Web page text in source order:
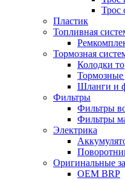
Трос
Пластик
Топливная
Тормозная
Колодки
Тормозные
Шланги и
Фильтры
Фильтры
Фильтры
Электрика
Оригинальные
OEM BRP